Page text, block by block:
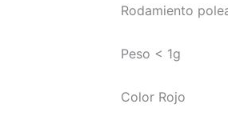
Rodamiento
Peso < 1g
Color Rojo